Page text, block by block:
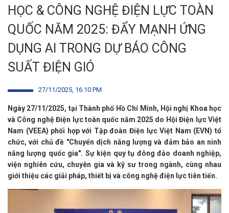
HỌC & CÔNG NGHỆ ĐIỆN LỰC TOÀN
QUỐC NĂM 2025: ĐẨY MẠNH ỨNG
DỤNG AI TRONG DỰ BÁO CÔNG
SUẤT ĐIỆN GIÓ
27/11/2025, 16:10 PM
Ngày 27/11/2025, tại Thành phố Hồ Chí Minh, Hội nghị Khoa học
và Công nghệ Điện lực toàn quốc năm 2025 do Hội Điện lực Việt
Nam (VEEA) phối hợp với Tập đoàn Điện lực Việt Nam (EVN) tổ
chức, với chủ đề "Chuyển dịch năng lượng và đảm bảo an ninh
năng lượng quốc gia". Sự kiện quy tụ đông đảo doanh nghiệp,
viện nghiên cứu, chuyên gia và kỹ sư trong ngành, cùng nhau
giới thiệu các giải pháp, thiết bị và công nghệ điện lực tiên tiến.